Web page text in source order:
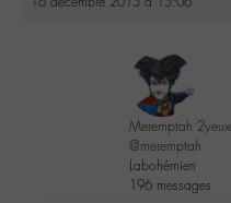
Meremptah
@meremptah
Labohémien
196 messages